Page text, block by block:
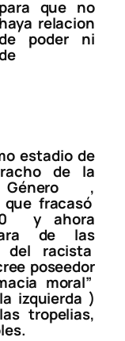
para que no
haya relacion
poder ni
estadio de
de la
Género ,
fracasó
y ahora
de las
racista
poseedor
moral”
izquierda )
tropelias,